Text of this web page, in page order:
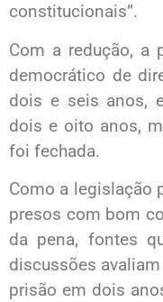
constitucionais”.
Com a redução, a
democrático de
dois e seis anos,
dois e oito anos,
foi fechada.
Como a legislação
presos com bom
da pena, fontes
discussões
prisão em dois